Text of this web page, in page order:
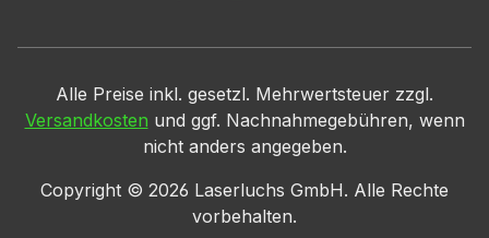
Alle Preise inkl. gesetzl. Mehrwertsteuer zzgl.
Versandkosten und ggf. Nachnahmegebühren, wenn
nicht anders angegeben.
Copyright © 2026 Laserluchs GmbH. Alle Rechte
vorbehalten.